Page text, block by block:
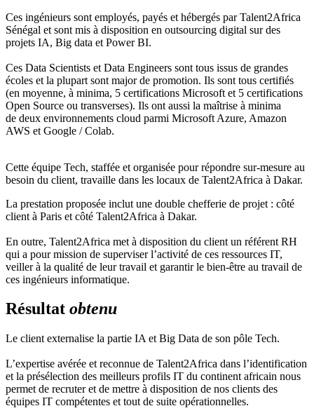
Ces ingénieurs sont employés, payés et hébergés par Talent2Africa
Sénégal et sont mis à disposition en outsourcing digital sur des
projets IA, Big data et Power BI.
Ces Data Scientists et Data Engineers sont tous issus de grandes
écoles et la plupart sont major de promotion. Ils sont tous certifiés
(en moyenne, à minima, 5 certifications Microsoft et 5 certifications
Open Source ou transverses). Ils ont aussi la maîtrise à minima
de deux environnements cloud parmi Microsoft Azure, Amazon
AWS et Google / Colab.
Cette équipe Tech, staffée et organisée pour répondre sur-mesure au
besoin du client, travaille dans les locaux de Talent2Africa à Dakar.
La prestation proposée inclut une double chefferie de projet : côté
client à Paris et côté Talent2Africa à Dakar.
En outre, Talent2Africa met à disposition du client un référent RH
qui a pour mission de superviser l’activité de ces ressources IT,
veiller à la qualité de leur travail et garantir le bien-être au travail de
ces ingénieurs informatique.
Résultat obtenu
Le client externalise la partie IA et Big Data de son pôle Tech.
L’expertise avérée et reconnue de Talent2Africa dans l’identification
et la présélection des meilleurs profils IT du continent africain nous
permet de recruter et de mettre à disposition de nos clients des
équipes IT compétentes et tout de suite opérationnelles.